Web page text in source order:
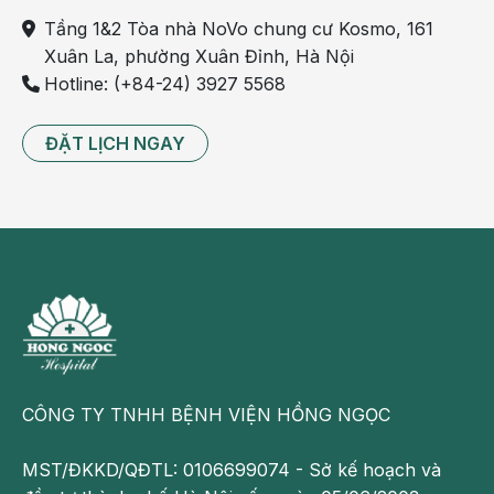
đủ giấc, nghỉ ngơi, tránh bị căng thẳng.
Một số loại thuốc trị mụn có thể gây dị tật bẩm sinh
Xử lý vấn đề về nám
Do sự gia tăng mạnh mẽ của hormone estrogen, mẹ
Tầng 1&2 Tòa nhà NoVo chung cư Kosmo, 161
Xuân La, phường Xuân Đỉnh, Hà Nội
Hotline: (+84-24) 3927 5568
ĐẶT LỊCH NGAY
CÔNG TY TNHH BỆNH VIỆN HỒNG NGỌC
MST/ĐKKD/QĐTL: 0106699074 - Sở kế hoạch và